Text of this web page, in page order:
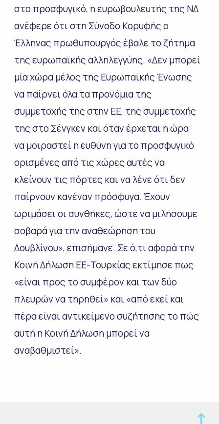
στο προσφυγικό, η ευρωβουλευτής της ΝΔ
ανέφερε ότι στη Σύνοδο Κορυφής ο
Έλληνας πρωθυπουργός έβαλε το ζήτημα
της ευρωπαϊκής αλληλεγγύης. «Δεν μπορεί
μία χώρα μέλος της Ευρωπαϊκής Ένωσης
να παίρνει όλα τα προνόμια της
συμμετοχής της στην ΕΕ, της συμμετοχής
της στο Σένγκεν και όταν έρχεται η ώρα
να μοιραστεί η ευθύνη για το προσφυγικό
ορισμένες από τις χώρες αυτές να
κλείνουν τις πόρτες και να λένε ότι δεν
παίρνουν κανέναν πρόσφυγα. Έχουν
ωριμάσει οι συνθήκες, ώστε να μιλήσουμε
σοβαρά για την αναθεώρηση του
Δουβλίνου», επισήμανε. Σε ό,τι αφορά την
Κοινή Δήλωση ΕΕ-Τουρκίας εκτίμησε πως
«είναι προς το συμφέρον και των δύο
πλευρών να τηρηθεί» και «από εκεί και
πέρα είναι αντικείμενο συζήτησης το πώς
αυτή η Κοινή Δήλωση μπορεί να
αναβαθμιστεί».